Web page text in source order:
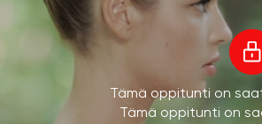
Tämä oppitunti on
Tämä oppitunti on